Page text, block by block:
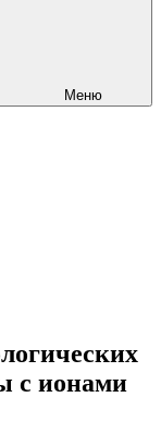
Меню
с ионами